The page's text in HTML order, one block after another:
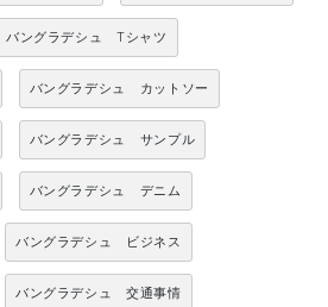
バングラデシュ Tシャツ
バングラデシュ カットソー
バングラデシュ サンプル
バングラデシュ デニム
バングラデシュ ビジネス
バングラデシュ 交通事情